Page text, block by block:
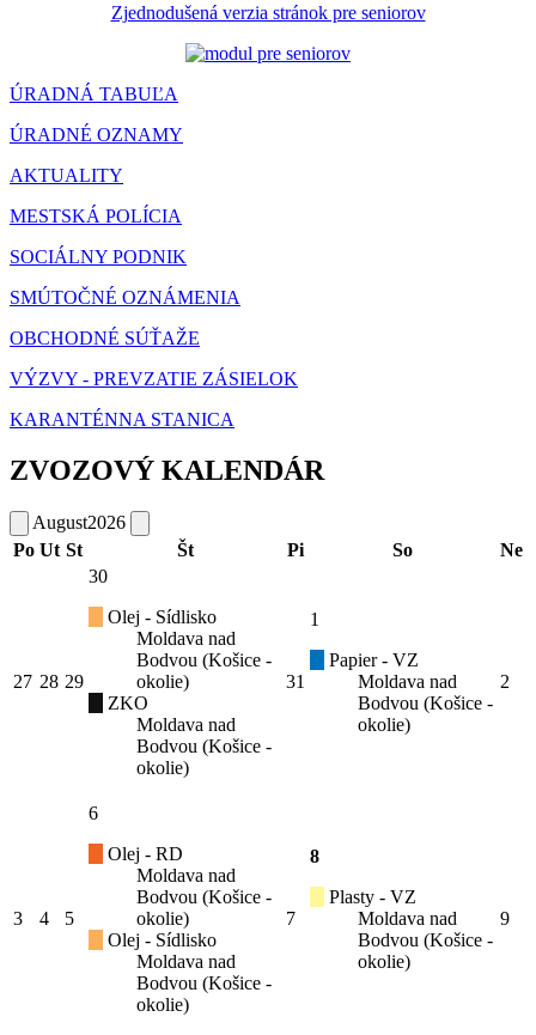
Zjednodušená verzia stránok pre seniorov
ÚRADNÁ TABUĽA
ÚRADNÉ OZNAMY
AKTUALITY
MESTSKÁ POLÍCIA
SOCIÁLNY PODNIK
SMÚTOČNÉ OZNÁMENIA
OBCHODNÉ SÚŤAŽE
VÝZVY - PREVZATIE ZÁSIELOK
KARANTÉNNA STANICA
ZVOZOVÝ KALENDÁR
August2026
Po Ut St Št Pi So Ne
27 28 29
30
Olej - Sídlisko
Moldava nad
Bodvou (Košice -
okolie)
ZKO
Moldava nad
Bodvou (Košice -
okolie)
31
1
Papier - VZ
Moldava nad
Bodvou (Košice -
okolie)
2
3 4 5
6
Olej - RD
Moldava nad
Bodvou (Košice -
okolie)
Olej - Sídlisko
Moldava nad
Bodvou (Košice -
okolie)
7
8
Plasty - VZ
Moldava nad
Bodvou (Košice -
okolie)
9